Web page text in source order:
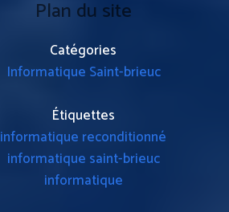
Plan du site
Catégories
Informatique Saint-brieuc
Étiquettes
informatique reconditionné
informatique saint-brieuc
informatique